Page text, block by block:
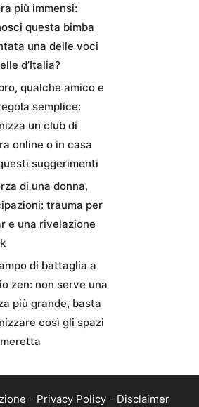
più immensi:
questa bimba
una delle voci
d’Italia?
qualche amico e
semplice:
un club di
online o in casa
suggerimenti
di una donna,
trauma per
e una rivelazione
di battaglia a
zen: non serve una
più grande, basta
così gli spazi
- Privacy Policy - Disclaimer